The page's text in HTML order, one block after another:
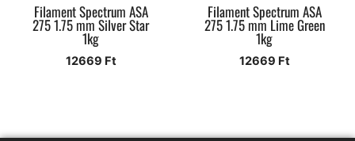
Filament Spectrum ASA
275 1.75 mm Silver Star
1kg
12669 Ft
Filament Spectrum ASA
275 1.75 mm Lime Green
1kg
12669 Ft